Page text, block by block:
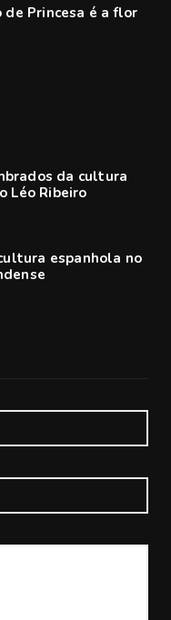
de Princesa é a flor
da cultura
Léo Ribeiro
espanhola no